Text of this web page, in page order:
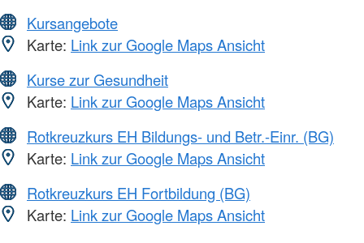
Kursangebote
Karte: Link zur Google Maps Ansicht
Kurse zur Gesundheit
Karte: Link zur Google Maps Ansicht
Rotkreuzkurs EH Bildungs- und Betr.-Einr. (BG)
Karte: Link zur Google Maps Ansicht
Rotkreuzkurs EH Fortbildung (BG)
Karte: Link zur Google Maps Ansicht